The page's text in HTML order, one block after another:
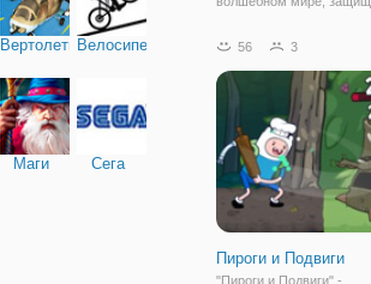
ВертолетыВелосипед
Маги Сега
прокачивая свою башню,
магию, чтобы
невероятно большому
56 3
Пироги и Подвиги
"Пироги и Подвиги" -